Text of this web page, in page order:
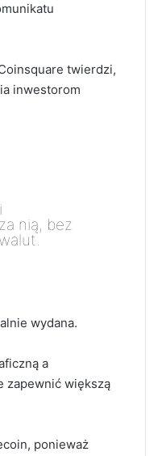
twierdzi,
inwestorom
nią, bez
wydana.
a
zapewnić większą
ponieważ